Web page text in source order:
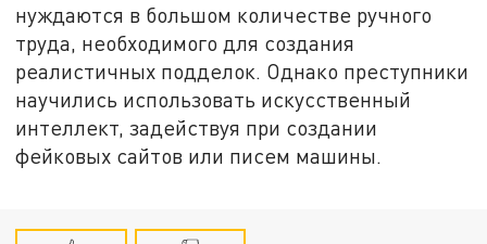
нуждаются в большом количестве ручного
труда, необходимого для создания
реалистичных подделок. Однако преступники
научились использовать искусственный
интеллект, задействуя при создании
фейковых сайтов или писем машины.